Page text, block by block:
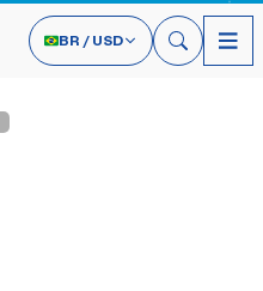
BR / USD